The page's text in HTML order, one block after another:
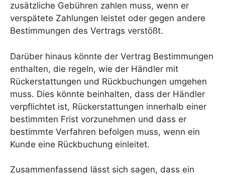
zusätzliche Gebühren zahlen muss, wenn er
verspätete Zahlungen leistet oder gegen andere
Bestimmungen des Vertrags verstößt.
Darüber hinaus könnte der Vertrag Bestimmungen
enthalten, die regeln, wie der Händler mit
Rückerstattungen und Rückbuchungen umgehen
muss. Dies könnte beinhalten, dass der Händler
verpflichtet ist, Rückerstattungen innerhalb einer
bestimmten Frist vorzunehmen und dass er
bestimmte Verfahren befolgen muss, wenn ein
Kunde eine Rückbuchung einleitet.
Zusammenfassend lässt sich sagen, dass ein